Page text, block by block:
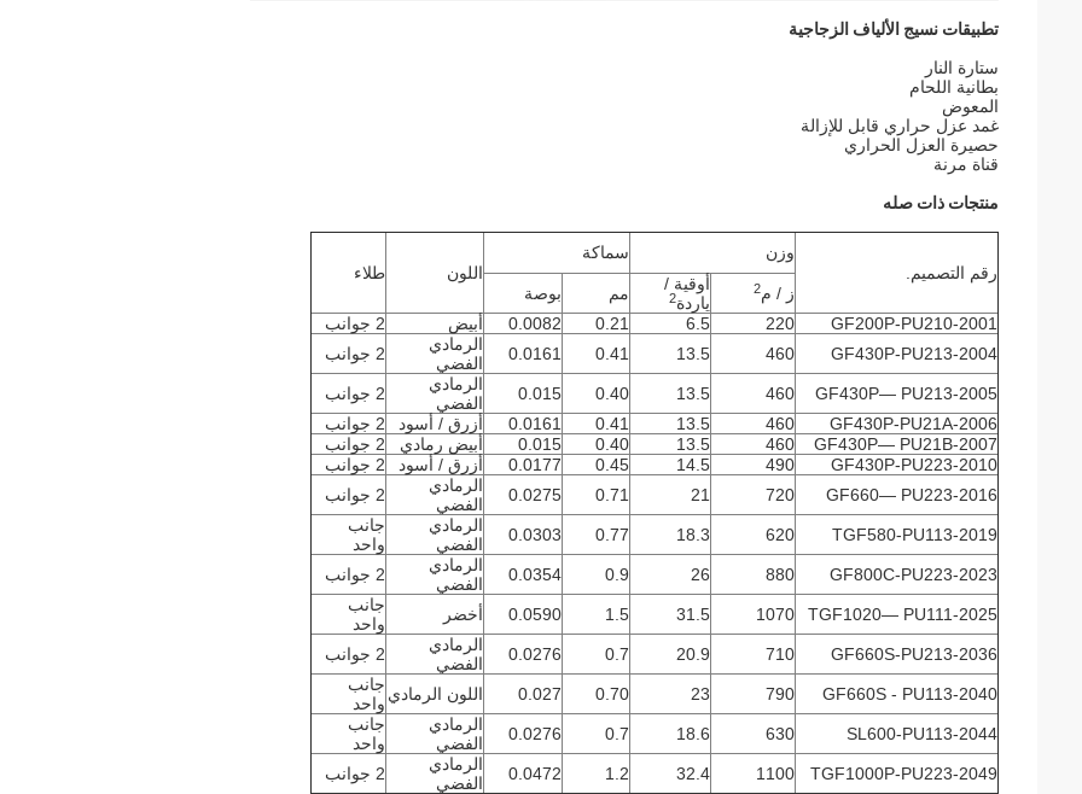
تطبيقات نسيج الألياف الزجاجية
ستارة النار
بطانية اللحام
المعوض
غمد عزل حراري قابل للإزالة
حصيرة العزل الحراري
قناة مرنة
منتجات ذات صله
رقم التصميم.
وزن
سماكة
اللون
طلاء
ز / م2
أوقية /
ياردة2 مم
بوصة
GF200P-PU210-2001
220
6.5
0.21
0.0082 أبيض
2 جوانب
GF430P-PU213-2004
460
13.5
0.41
0.0161
الرمادي
الفضي
2 جوانب
GF430P— PU213-2005
460
13.5
0.40
0.015
الرمادي
الفضي
2 جوانب
GF430P-PU21A-2006
460
13.5
0.41
0.0161 أزرق / أسود
2 جوانب
GF430P— PU21B-2007
460
13.5
0.40
0.015 أبيض رمادي
2 جوانب
GF430P-PU223-2010
490
14.5
0.45
0.0177 أزرق / أسود
2 جوانب
GF660— PU223-2016
720
21
0.71
0.0275
الرمادي
الفضي
2 جوانب
TGF580-PU113-2019
620
18.3
0.77
0.0303
الرمادي
الفضي
جانب
واحد
GF800C-PU223-2023
880
26
0.9
0.0354
الرمادي
الفضي
2 جوانب
TGF1020— PU111-2025
1070
31.5
1.5
0.0590 أخضر
جانب
واحد
GF660S-PU213-2036
710
20.9
0.7
0.0276
الرمادي
الفضي
2 جوانب
GF660S - PU113-2040
790
23
0.70
0.027 اللون الرمادي جانب
واحد
SL600-PU113-2044
630
18.6
0.7
0.0276
الرمادي
الفضي
جانب
واحد
TGF1000P-PU223-2049
1100
32.4
1.2
0.0472
الرمادي
الفضي
2 جوانب